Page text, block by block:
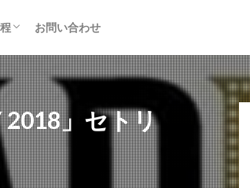
ズ)
め
お問い合わせ
2018」セトリ